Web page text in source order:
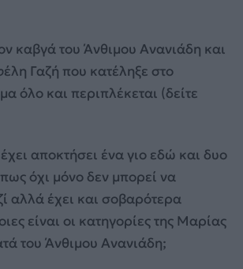
καβγά του Άνθιμου Ανανιάδη και
Γαζή που κατέληξε στο
όλο και περιπλέκεται (δείτε
αποκτήσει ένα γιο εδώ και δυο
όχι μόνο δεν μπορεί να
αλλά έχει και σοβαρότερα
είναι οι κατηγορίες της Μαρίας
του Άνθιμου Ανανιάδη;